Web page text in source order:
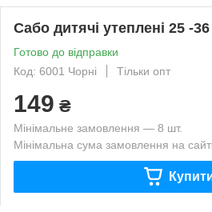
Сабо дитячі утеплені 25 -
Готово до відправки
Код: 6001 Чорні
Тільки опт
149 ₴
Мінімальне замовлення — 8 шт.
Мінімальна сума замовлення на